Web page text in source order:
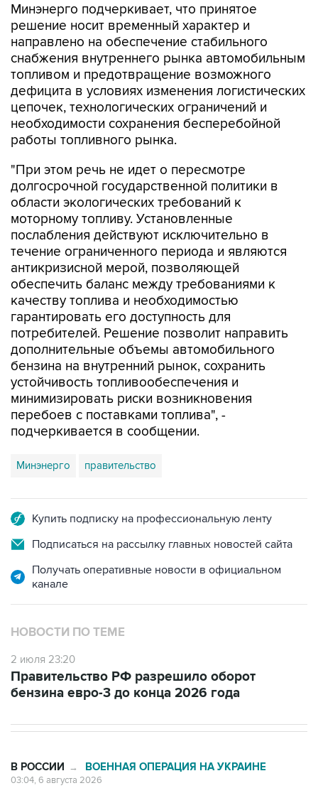
Минэнерго подчеркивает, что принятое
решение носит временный характер и
направлено на обеспечение стабильного
снабжения внутреннего рынка автомобильным
топливом и предотвращение возможного
дефицита в условиях изменения логистических
цепочек, технологических ограничений и
необходимости сохранения бесперебойной
работы топливного рынка.
"При этом речь не идет о пересмотре
долгосрочной государственной политики в
области экологических требований к
моторному топливу. Установленные
послабления действуют исключительно в
течение ограниченного периода и являются
антикризисной мерой, позволяющей
обеспечить баланс между требованиями к
качеству топлива и необходимостью
гарантировать его доступность для
потребителей. Решение позволит направить
дополнительные объемы автомобильного
бензина на внутренний рынок, сохранить
устойчивость топливообеспечения и
минимизировать риски возникновения
перебоев с поставками топлива", -
подчеркивается в сообщении.
Минэнерго правительство
Купить подписку на профессиональную ленту
Подписаться на рассылку главных новостей сайта
Получать оперативные новости в официальном
канале
НОВОСТИ ПО ТЕМЕ
2 июля 23:20
Правительство РФ разрешило оборот
бензина евро-3 до конца 2026 года
В РОССИИ → ВОЕННАЯ ОПЕРАЦИЯ НА УКРАИНЕ
03:04, 6 августа 2026